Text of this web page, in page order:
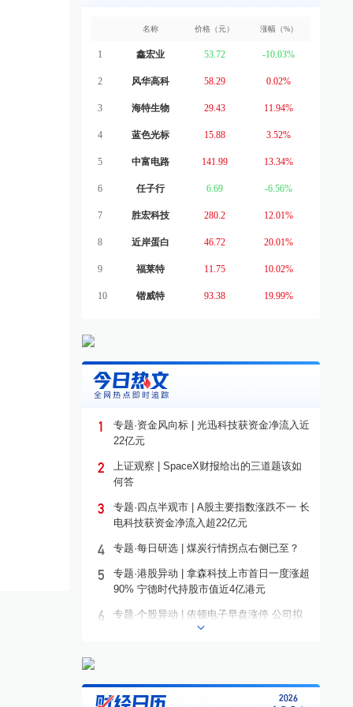
名称 价格（元） 涨幅（%）
1 鑫宏业 53.72 -10.03%
2 风华高科 58.29 0.02%
3 海特生物 29.43 11.94%
4 蓝色光标 15.88 3.52%
5 中富电路 141.99 13.34%
6 任子行 6.69 -6.56%
7 胜宏科技 280.2 12.01%
8 近岸蛋白 46.72 20.01%
9 福莱特 11.75 10.02%
10 锴威特 93.38 19.99%
1
专题·资金风向标 | 光迅科技获资金净流入近
22亿元
2
上证观察 | SpaceX财报给出的三道题该如
何答
3
专题·四点半观市 | A股主要指数涨跌不一 长
电科技获资金净流入超22亿元
4 专题·每日研选 | 煤炭行情拐点右侧已至？
5
专题·港股异动 | 拿森科技上市首日一度涨超
90% 宁德时代持股市值近4亿港元
6
专题·个股异动 | 依顿电子早盘涨停 公司拟
募资20亿元投建高端PCB项目
8
专题·国际晨讯 | Alphabet启动250亿美元发
2026